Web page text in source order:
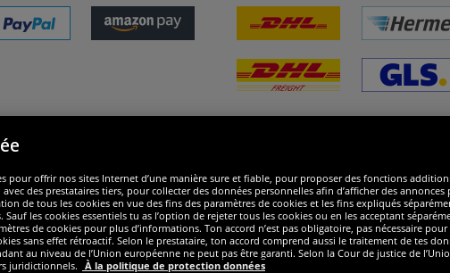
pour offrir nos sites Internet d’une manière sure et fiable, pour proposer des fonctions
des prestataires tiers, pour collecter des données personnelles afin d’afficher des
de tous les cookies en vue des fins des paramètres de cookies et les fins expliqués
les cookies essentiels tu as l’option de rejeter tous les cookies ou en les acceptant
de cookies pour plus d’informations. Ton accord n’est pas obligatoire, pas nécessaire
sans effet rétroactif. Selon le prestataire, ton accord comprend aussi le traitement de tes
au niveau de l’Union européenne ne peut pas être garanti. Selon la Cour de justice de
juridictionnels. À la politique de protection données